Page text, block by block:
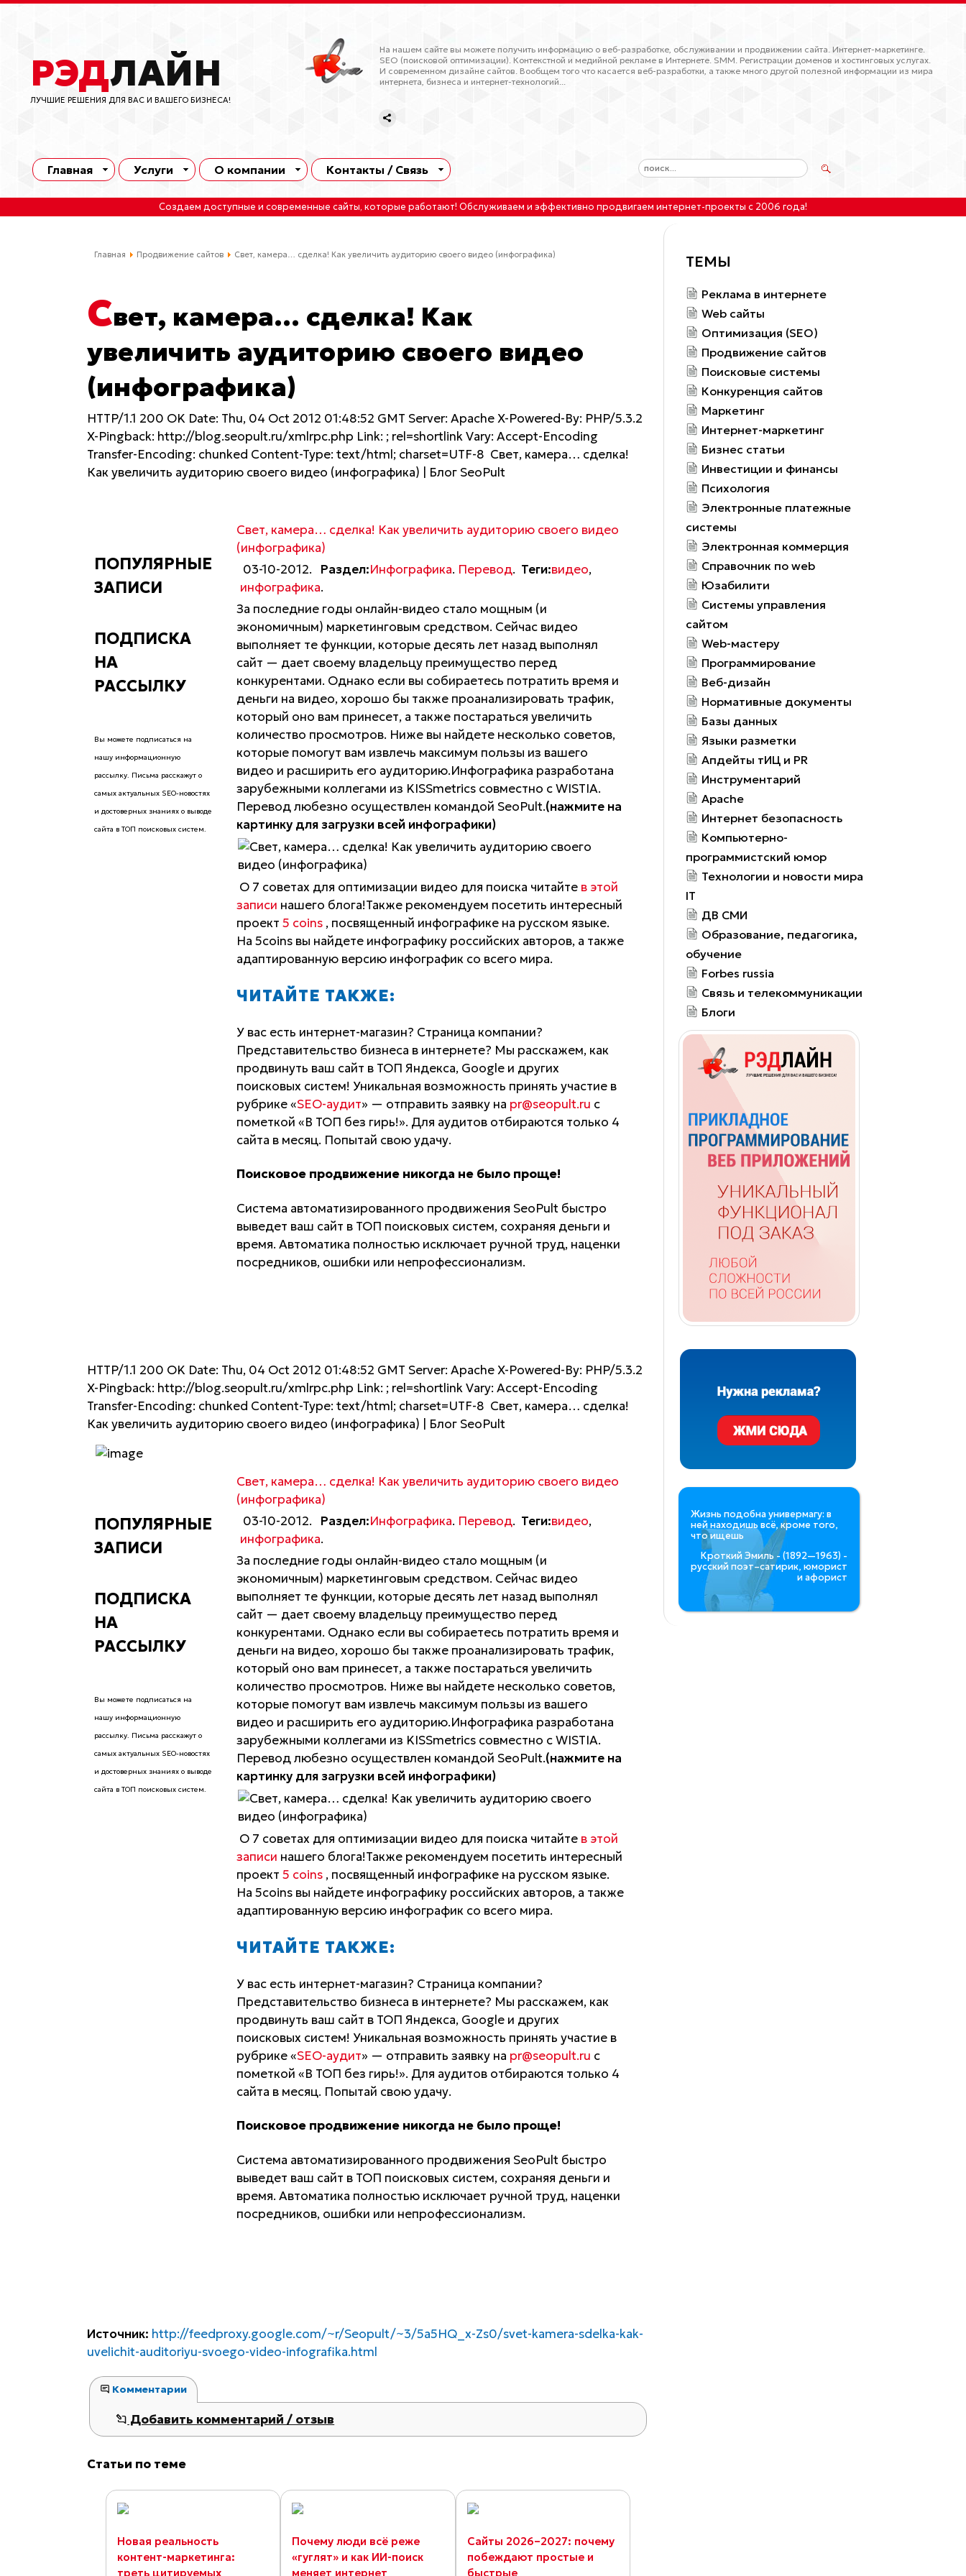
РЭДЛАЙН
ЛУЧШИЕ РЕШЕНИЯ ДЛЯ ВАС И ВАШЕГО БИЗНЕСА!
На нашем сайте вы можете получить информацию о веб-разработке, обслуживании и продвижении сайта. Интернет-маркетинге.
SEO (поисковой оптимизации). Контекстной и медийной рекламе в Интернете. SMM. Регистрации доменов и хостинговых услугах.
И современном дизайне сайтов. Вообщем того что касается веб-разработки, а также много другой полезной информации из мира
интернета, бизнеса и интернет-технологий...
Главная Услуги О компании Контакты / Связь
Создаем доступные и современные сайты, которые работают! Обслуживаем и эффективно продвигаем интернет-проекты с 2006 года!
Главная Продвижение сайтов Свет, камера… сделка! Как увеличить аудиторию своего видео (инфографика)
Свет, камера… сделка! Как
увеличить аудиторию своего видео
(инфографика)
HTTP/1.1 200 OK Date: Thu, 04 Oct 2012 01:48:52 GMT Server: Apache X-Powered-By: PHP/5.3.2
X-Pingback: http://blog.seopult.ru/xmlrpc.php Link: ; rel=shortlink Vary: Accept-Encoding
Transfer-Encoding: chunked Content-Type: text/html; charset=UTF-8 Свет, камера… сделка!
Как увеличить аудиторию своего видео (инфографика) | Блог SeoPult
ПОПУЛЯРНЫЕ
ЗАПИСИ
ПОДПИСКА
НА
РАССЫЛКУ
Вы можете подписаться на
нашу информационную
рассылку. Письма расскажут о
самых актуальных SEO-новостях
и достоверных знаниях о выводе
сайта в ТОП поисковых систем.
Свет, камера… сделка! Как увеличить аудиторию своего видео
(инфографика)
03-10-2012.
Раздел:Инфографика. Перевод. Теги:видео,
инфографика.
За последние годы онлайн-видео стало мощным (и
экономичным) маркетинговым средством. Сейчас видео
выполняет те функции, которые десять лет назад выполнял
сайт — дает своему владельцу преимущество перед
конкурентами. Однако если вы собираетесь потратить время и
деньги на видео, хорошо бы также проанализировать трафик,
который оно вам принесет, а также постараться увеличить
количество просмотров. Ниже вы найдете несколько советов,
которые помогут вам извлечь максимум пользы из вашего
видео и расширить его аудиторию.Инфографика разработана
зарубежными коллегами из KISSmetrics совместно с WISTIA.
Перевод любезно осуществлен командой SeoPult.(нажмите на
картинку для загрузки всей инфографики)
О 7 советах для оптимизации видео для поиска читайте в этой
записи нашего блога!Также рекомендуем посетить интересный
проект 5 coins, посвященный инфографике на русском языке.
На 5coins вы найдете инфографику российских авторов, а также
адаптированную версию инфографик со всего мира.
ЧИТАЙТЕ ТАКЖЕ:
У вас есть интернет-магазин? Страница компании?
Представительство бизнеса в интернете? Мы расскажем, как
продвинуть ваш сайт в ТОП Яндекса, Google и других
поисковых систем! Уникальная возможность принять участие в
рубрике «SEO-аудит» — отправить заявку на pr@seopult.ru с
пометкой «В ТОП без гирь!». Для аудитов отбираются только 4
сайта в месяц. Попытай свою удачу.
Поисковое продвижение никогда не было проще!
Система автоматизированного продвижения SeoPult быстро
выведет ваш сайт в ТОП поисковых систем, сохраняя деньги и
время. Автоматика полностью исключает ручной труд, наценки
посредников, ошибки или непрофессионализм.
HTTP/1.1 200 OK Date: Thu, 04 Oct 2012 01:48:52 GMT Server: Apache X-Powered-By: PHP/5.3.2
X-Pingback: http://blog.seopult.ru/xmlrpc.php Link: ; rel=shortlink Vary: Accept-Encoding
Transfer-Encoding: chunked Content-Type: text/html; charset=UTF-8 Свет, камера… сделка!
Как увеличить аудиторию своего видео (инфографика) | Блог SeoPult
ПОПУЛЯРНЫЕ
ЗАПИСИ
ПОДПИСКА
НА
РАССЫЛКУ
Вы можете подписаться на
нашу информационную
рассылку. Письма расскажут о
самых актуальных SEO-новостях
и достоверных знаниях о выводе
сайта в ТОП поисковых систем.
Свет, камера… сделка! Как увеличить аудиторию своего видео
(инфографика)
03-10-2012.
Раздел:Инфографика. Перевод. Теги:видео,
инфографика.
За последние годы онлайн-видео стало мощным (и
экономичным) маркетинговым средством. Сейчас видео
выполняет те функции, которые десять лет назад выполнял
сайт — дает своему владельцу преимущество перед
конкурентами. Однако если вы собираетесь потратить время и
деньги на видео, хорошо бы также проанализировать трафик,
который оно вам принесет, а также постараться увеличить
количество просмотров. Ниже вы найдете несколько советов,
которые помогут вам извлечь максимум пользы из вашего
видео и расширить его аудиторию.Инфографика разработана
зарубежными коллегами из KISSmetrics совместно с WISTIA.
Перевод любезно осуществлен командой SeoPult.(нажмите на
картинку для загрузки всей инфографики)
О 7 советах для оптимизации видео для поиска читайте в этой
записи нашего блога!Также рекомендуем посетить интересный
проект 5 coins, посвященный инфографике на русском языке.
На 5coins вы найдете инфографику российских авторов, а также
адаптированную версию инфографик со всего мира.
ЧИТАЙТЕ ТАКЖЕ:
У вас есть интернет-магазин? Страница компании?
Представительство бизнеса в интернете? Мы расскажем, как
продвинуть ваш сайт в ТОП Яндекса, Google и других
поисковых систем! Уникальная возможность принять участие в
рубрике «SEO-аудит» — отправить заявку на pr@seopult.ru с
пометкой «В ТОП без гирь!». Для аудитов отбираются только 4
сайта в месяц. Попытай свою удачу.
Поисковое продвижение никогда не было проще!
Система автоматизированного продвижения SeoPult быстро
выведет ваш сайт в ТОП поисковых систем, сохраняя деньги и
время. Автоматика полностью исключает ручной труд, наценки
посредников, ошибки или непрофессионализм.
Источник: http://feedproxy.google.com/~r/Seopult/~3/5a5HQ_x-Zs0/svet-kamera-sdelka-kak-
uvelichit-auditoriyu-svoego-video-infografika.html
Комментарии
Добавить комментарий / отзыв
Статьи по теме
Новая реальность
контент-маркетинга:
треть цитируемых
Почему люди всё реже
«гуглят» и как ИИ-поиск
меняет интернет
Сайты 2026–2027: почему
побеждают простые и
быстрые
ТЕМЫ
Реклама в интернете
Web сайты
Оптимизация (SEO)
Продвижение сайтов
Поисковые системы
Конкуренция сайтов
Маркетинг
Интернет-маркетинг
Бизнес статьи
Инвестиции и финансы
Психология
Электронные платежные
системы
Электронная коммерция
Справочник по web
Юзабилити
Системы управления
сайтом
Web-мастеру
Программирование
Веб-дизайн
Нормативные документы
Базы данных
Языки разметки
Апдейты тИЦ и PR
Инструментарий
Apache
Интернет безопасность
Компьютерно-
программистский юмор
Технологии и новости мира
IT
ДВ СМИ
Образование, педагогика,
обучение
Forbes russia
Связь и телекоммуникации
Блоги
Жизнь подобна универмагу: в
ней находишь всё, кроме того,
что ищешь
Кроткий Эмиль - (1892—1963) -
русский поэт–сатирик, юморист
и афорист